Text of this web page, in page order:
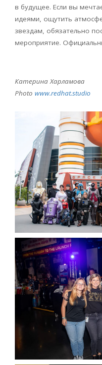
в будущее. Если вы
идеями, ощутить
звездам, обязательно
мероприятие.
Катерина Харламова
Photo www.redhat.studio